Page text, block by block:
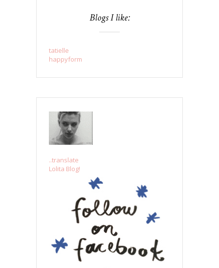
Blogs I like:
tatielle
happyform
..translate
Lolita Blog!